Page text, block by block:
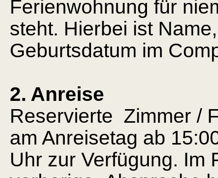
Ferienwohnung für
steht. Hierbei ist
Geburtsdatum im
2. Anreise
Reservierte Zimmer /
am Anreisetag ab
Uhr zur Verfügung. Im